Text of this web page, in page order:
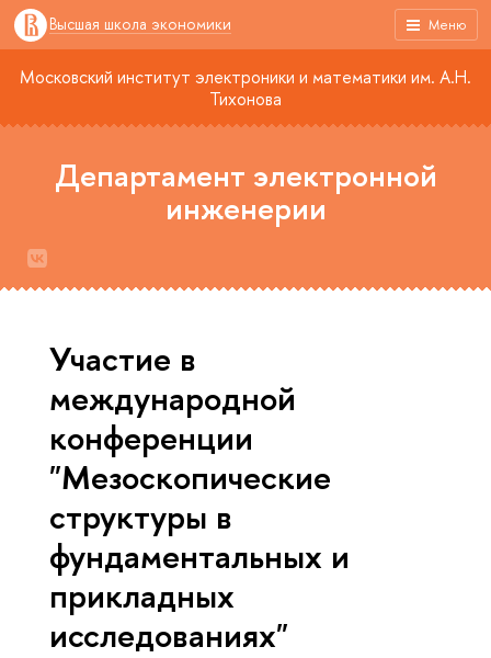
Меню
Высшая школа экономики
Московский институт электроники и математики им. А.Н.
Тихонова
Департамент электронной
инженерии
Участие в
международной
конференции
"Мезоскопические
структуры в
фундаментальных и
прикладных
исследованиях"